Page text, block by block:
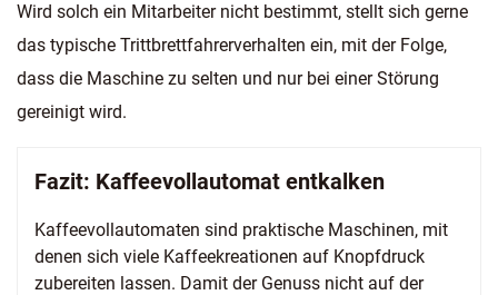
Wird solch ein Mitarbeiter nicht bestimmt, stellt sich gerne
das typische Trittbrettfahrerverhalten ein, mit der Folge,
dass die Maschine zu selten und nur bei einer Störung
gereinigt wird.
Fazit: Kaffeevollautomat entkalken
Kaffeevollautomaten sind praktische Maschinen, mit
denen sich viele Kaffeekreationen auf Knopfdruck
zubereiten lassen. Damit der Genuss nicht auf der